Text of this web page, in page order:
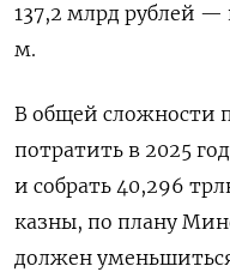
137,2 млрд рублей —
м.
В общей сложности
потратить в 2025
и собрать 40,296
казны, по плану
должен